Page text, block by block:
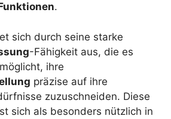
.
sich durch seine starke
-Fähigkeit aus, die es
ihre
präzise auf ihre
zuzuschneiden. Diese
sich als besonders nützlich in